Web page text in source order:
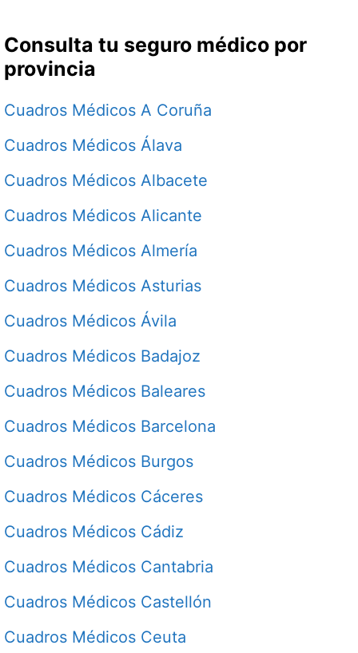
Consulta tu seguro médico por
provincia
Cuadros Médicos A Coruña
Cuadros Médicos Álava
Cuadros Médicos Albacete
Cuadros Médicos Alicante
Cuadros Médicos Almería
Cuadros Médicos Asturias
Cuadros Médicos Ávila
Cuadros Médicos Badajoz
Cuadros Médicos Baleares
Cuadros Médicos Barcelona
Cuadros Médicos Burgos
Cuadros Médicos Cáceres
Cuadros Médicos Cádiz
Cuadros Médicos Cantabria
Cuadros Médicos Castellón
Cuadros Médicos Ceuta